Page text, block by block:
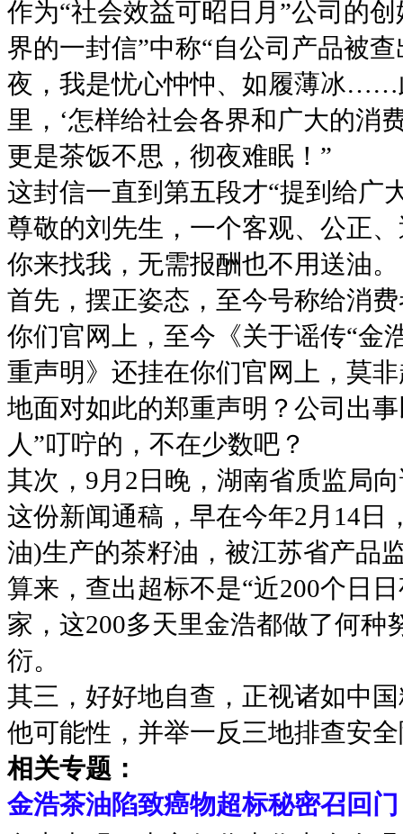
作为“社会效益可昭日月”公司的
界的一封信”中称“自公司产品被
夜，我是忧心忡忡、如履薄冰……
里，‘怎样给社会各界和广大的消
更是茶饭不思，彻夜难眠！”
这封信一直到第五段才“提到给广
尊敬的刘先生，一个客观、公正
你来找我，无需报酬也不用送油。
首先，摆正姿态，至今号称给消
你们官网上，至今《关于谣传“金
重声明》还挂在你们官网上，莫
地面对如此的郑重声明？公司出
人”叮咛的，不在少数吧？
其次，9月2日晚，湖南省质监局
这份新闻通稿，早在今年2月14
油)生产的茶籽油，被江苏省产品
算来，查出超标不是“近200个日
家，这200多天里金浩都做了何
衍。
其三，好好地自查，正视诸如中
他可能性，并举一反三地排查安
相关专题：
金浩茶油陷致癌物超标秘密召回门